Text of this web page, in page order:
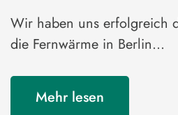
Wir haben uns erfolgreich
die Fernwärme in Berlin…
Mehr lesen